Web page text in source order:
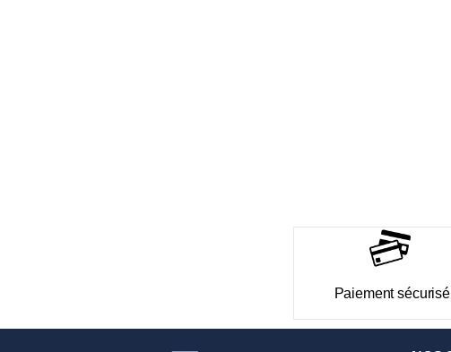
Paiement sécurisé